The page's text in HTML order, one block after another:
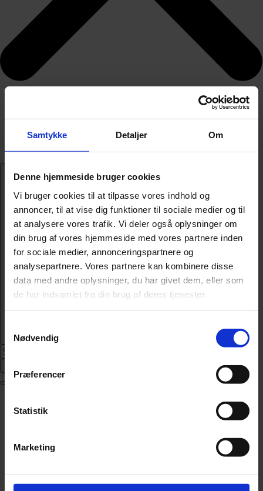
Samtykke Detaljer Om
Denne hjemmeside bruger cookies
Vi bruger cookies til at tilpasse vores indhold og
annoncer, til at vise dig funktioner til sociale medier og til
at analysere vores trafik. Vi deler også oplysninger om
din brug af vores hjemmeside med vores partnere inden
for sociale medier, annonceringspartnere og
analysepartnere. Vores partnere kan kombinere disse
data med andre oplysninger, du har givet dem, eller som
de har indsamlet fra din brug af deres tjenester.
Nødvendig
Præferencer
Statistik
Marketing
Politik
Kendte